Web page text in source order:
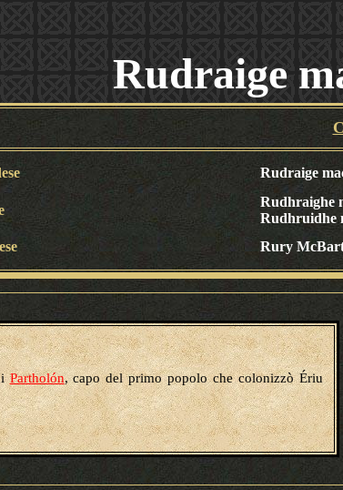
Rudraige
Rudraige
Rudhraighe
Rudhruidhe
Rury
Partholón, capo del primo popolo che colonizzò Ériu